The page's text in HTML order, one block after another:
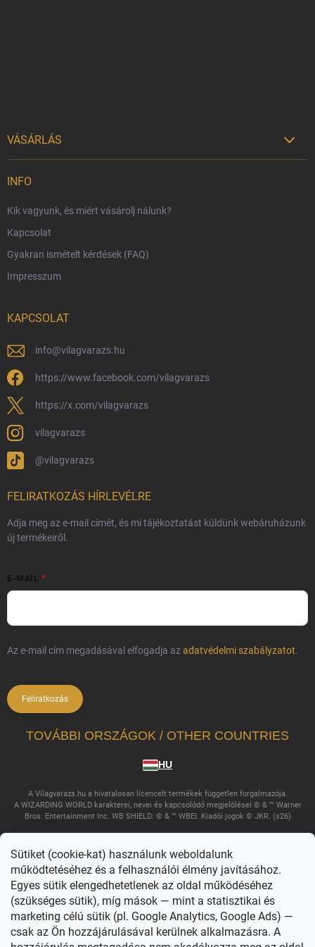
Sütiket (cookie-kat) használunk weboldalunk
működtetéséhez és a felhasználói élmény javításához.
Egyes sütik elengedhetetlenek az oldal működéséhez
(szükséges sütik), míg mások — mint a statisztikai és
marketing célú sütik (pl. Google Analytics, Google Ads) —
csak az Ön hozzájárulásával kerülnek alkalmazásra. A
VÁSÁRLÁS 
Harry Potter bolt Magyarország
Rendelésem
Reklamáció és visszáru
Hűségprogram
Általános Szerződési Feltételek
Adatvédelmi feltételek
Védjegyek és szerzői jogok
Fémjelzés és nemesfém-tájékoztató
INFO
Kik vagyunk, és miért vásárolj nálunk?
Kapcsolat
Gyakran ismételt kérdések (FAQ)
Impresszum
KAPCSOLAT
info@vilagvarazs.hu
https://www.facebook.com/vilagvarazs
https://x.com/vilagvarazs
vilagvarazs
@vilagvarazs
FELIRATKOZÁS HÍRLEVÉLRE
Adja meg az e-mail címét, és mi tájékoztatást küldünk webáruházunk
új termékeiről.
E-MAIL
Az e-mail cím megadásával elfogadja azadatvédelmi szabályzatot.
Feliratkozás
TOVÁBBI ORSZÁGOK / OTHER COUNTRIES
HU
A Vilagvarazs.hu a hivatalosan licencelt termékek független forgalmazója.
A WIZARDING WORLD karakterei, nevei és kapcsolódó megjelölései © & ™ Warner
Bros. Entertainment Inc. WB SHIELD: © & ™ WBEI. Kiadói jogok © JKR. (s26)
Copyright 2026Világvarázs. Minden jog fenntartva.Süti beállítások
szerkesztése